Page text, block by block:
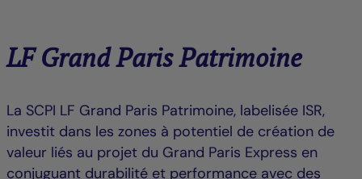
LF Grand Paris Patrimoine
La SCPI LF Grand Paris Patrimoine, labelisée ISR,
investit dans les zones à potentiel de création de
valeur liés au projet du Grand Paris Express en
conjuguant durabilité et performance avec des